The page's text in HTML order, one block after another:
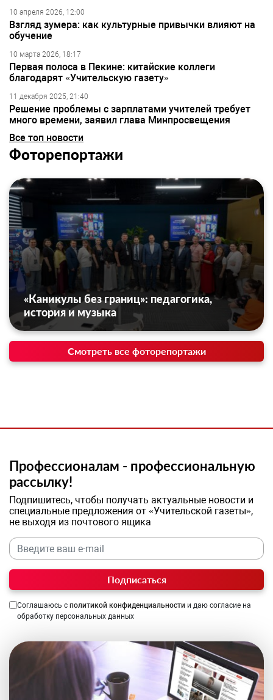
10 апреля 2026, 12:00
Взгляд зумера: как культурные привычки влияют на
обучение
10 марта 2026, 18:17
Первая полоса в Пекине: китайские коллеги
благодарят «Учительскую газету»
11 декабря 2025, 21:40
Решение проблемы с зарплатами учителей требует
много времени, заявил глава Минпросвещения
Все топ новости
Фоторепортажи
«Каникулы без границ»: педагогика,
история и музыка
Смотреть все фоторепортажи
Профессионалам - профессиональную
рассылку!
Подпишитесь, чтобы получать актуальные новости и
специальные предложения от «Учительской газеты»,
не выходя из почтового ящика
Подписаться
Соглашаюсь с политикой конфиденциальности и даю согласие на
обработку персональных данных